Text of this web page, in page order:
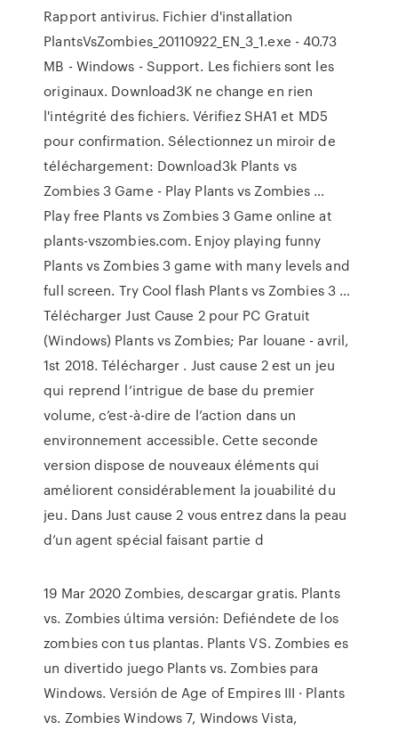
Rapport antivirus. Fichier d'installation
PlantsVsZombies_20110922_EN_3_1.exe - 40.73
MB - Windows - Support. Les fichiers sont les
originaux. Download3K ne change en rien
l'intégrité des fichiers. Vérifiez SHA1 et MD5
pour confirmation. Sélectionnez un miroir de
téléchargement: Download3k Plants vs
Zombies 3 Game - Play Plants vs Zombies …
Play free Plants vs Zombies 3 Game online at
plants-vszombies.com. Enjoy playing funny
Plants vs Zombies 3 game with many levels and
full screen. Try Cool flash Plants vs Zombies 3 …
Télécharger Just Cause 2 pour PC Gratuit
(Windows) Plants vs Zombies; Par louane - avril,
1st 2018. Télécharger . Just cause 2 est un jeu
qui reprend l’intrigue de base du premier
volume, c’est-à-dire de l’action dans un
environnement accessible. Cette seconde
version dispose de nouveaux éléments qui
améliorent considérablement la jouabilité du
jeu. Dans Just cause 2 vous entrez dans la peau
d’un agent spécial faisant partie d
19 Mar 2020 Zombies, descargar gratis. Plants
vs. Zombies última versión: Defiéndete de los
zombies con tus plantas. Plants VS. Zombies es
un divertido juego Plants vs. Zombies para
Windows. Versión de Age of Empires III · Plants
vs. Zombies Windows 7, Windows Vista,